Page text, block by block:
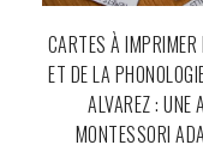
CARTES À IMPRIMER
ET DE LA
ALVAREZ : UNE
MONTESSORI